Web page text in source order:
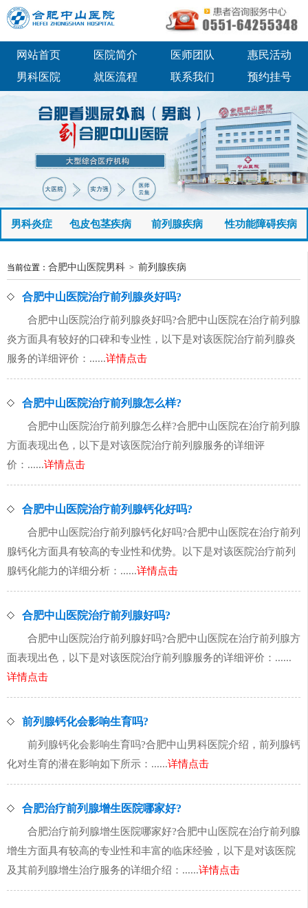
网站首页 医院简介 医师团队
惠民活动
男科医院
就医流程 联系我们 预约挂号
男科炎症 包皮包茎疾病 前列腺疾病 性功能障碍疾病
当前位置： 合肥中山医院男科 > 前列腺疾病
合肥中山医院治疗前列腺炎好吗?
合肥中山医院治疗前列腺炎好吗?合肥中山医院在治疗前列腺
炎方面具有较好的口碑和专业性，以下是对该医院治疗前列腺炎
服务的详细评价：......详情点击
合肥中山医院治疗前列腺怎么样?
合肥中山医院治疗前列腺怎么样?合肥中山医院在治疗前列腺
方面表现出色，以下是对该医院治疗前列腺服务的详细评
价：......详情点击
合肥中山医院治疗前列腺钙化好吗?
合肥中山医院治疗前列腺钙化好吗?合肥中山医院在治疗前列
腺钙化方面具有较高的专业性和优势。以下是对该医院治疗前列
腺钙化能力的详细分析：......详情点击
合肥中山医院治疗前列腺好吗?
合肥中山医院治疗前列腺好吗?合肥中山医院在治疗前列腺方
面表现出色，以下是对该医院治疗前列腺服务的详细评价：......
详情点击
前列腺钙化会影响生育吗?
前列腺钙化会影响生育吗?合肥中山男科医院介绍，前列腺钙
化对生育的潜在影响如下所示：......详情点击
合肥治疗前列腺增生医院哪家好?
合肥治疗前列腺增生医院哪家好?合肥中山医院在治疗前列腺
增生方面具有较高的专业性和丰富的临床经验，以下是对该医院
及其前列腺增生治疗服务的详细介绍：......详情点击